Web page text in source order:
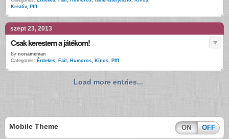
Kreatív, Pfff
szept 23, 2013
Csak kerestem a játékom!
By nonameman
Categories: Érdekes, Fail , Humoros, Kínos, Pfff
Load more entries...
Mobile Theme ON OFF